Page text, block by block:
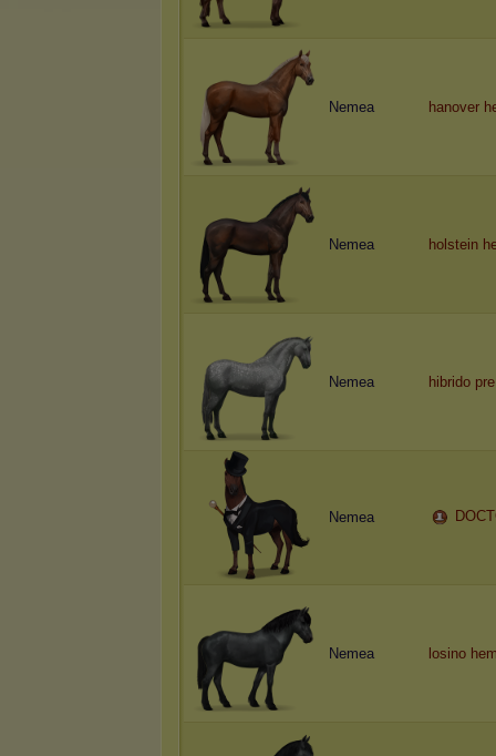
Nemea hanover
Nemea holstein
Nemea hibrido
Nemea
Nemea losino